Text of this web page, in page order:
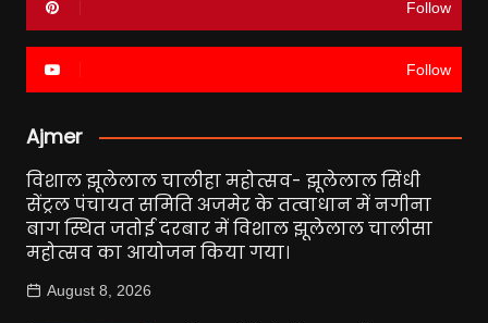
Follow
Follow
Ajmer
विशाल झूलेलाल चालीहा महोत्सव- झूलेलाल सिंधी
सेंट्रल पंचायत समिति अजमेर के तत्वाधान में नगीना
बाग स्थित जतोई दरबार में विशाल झूलेलाल चालीसा
महोत्सव का आयोजन किया गया।
August 8, 2026